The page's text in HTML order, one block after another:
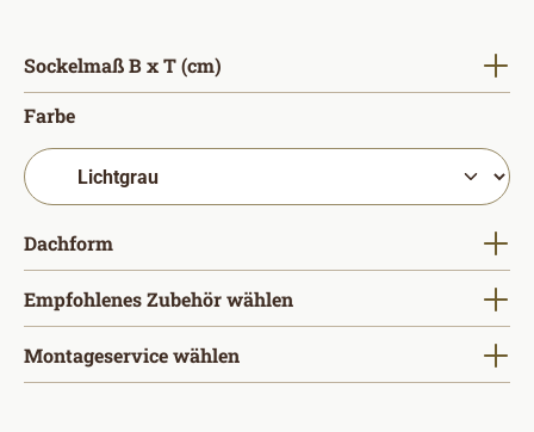
Sockelmaß B x T (cm)
Farbeauswählen
Dachform
Empfohlenes Zubehör wählen
Montageservice wählen